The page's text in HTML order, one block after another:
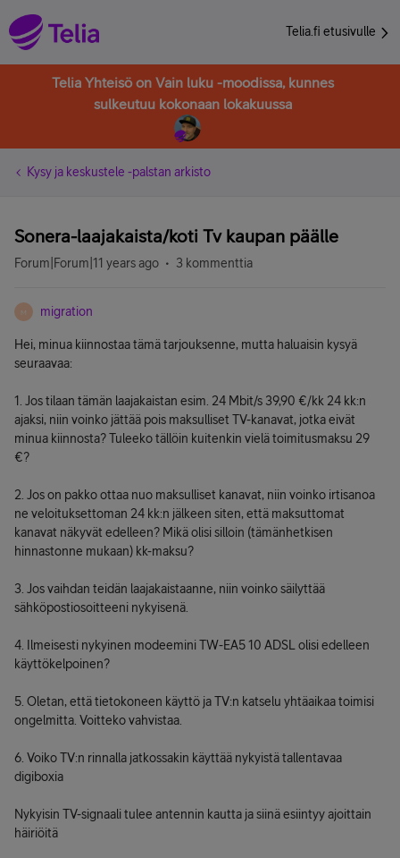
Telia.fi etusivulle
Telia Yhteisö on Vain luku -moodissa, kunnes
sulkeutuu kokonaan lokakuussa
Kysy ja keskustele -palstan arkisto
Sonera-laajakaista/koti Tv kaupan päälle
Forum|Forum|11 years ago 3 kommenttia
M migration
Hei, minua kiinnostaa tämä tarjouksenne, mutta haluaisin kysyä
seuraavaa:
1. Jos tilaan tämän laajakaistan esim. 24 Mbit/s 39,90 €/kk 24 kk:n
ajaksi, niin voinko jättää pois maksulliset TV-kanavat, jotka eivät
minua kiinnosta? Tuleeko tällöin kuitenkin vielä toimitusmaksu 29
€?
2. Jos on pakko ottaa nuo maksulliset kanavat, niin voinko irtisanoa
ne veloituksettoman 24 kk:n jälkeen siten, että maksuttomat
kanavat näkyvät edelleen? Mikä olisi silloin (tämänhetkisen
hinnastonne mukaan) kk-maksu?
3. Jos vaihdan teidän laajakaistaanne, niin voinko säilyttää
sähköpostiosoitteeni nykyisenä.
4. Ilmeisesti nykyinen modeemini TW-EA5 10 ADSL olisi edelleen
käyttökelpoinen?
5. Oletan, että tietokoneen käyttö ja TV:n katselu yhtäaikaa toimisi
ongelmitta. Voitteko vahvistaa.
6. Voiko TV:n rinnalla jatkossakin käyttää nykyistä tallentavaa
digiboxia
Nykyisin TV-signaali tulee antennin kautta ja siinä esiintyy ajoittain
häiriöitä